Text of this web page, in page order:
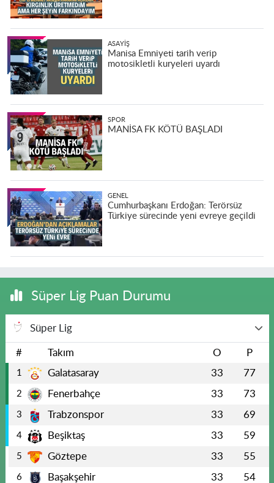
ASAYIŞ
Manisa Emniyeti tarih verip
motosikletli kuryeleri uyardı
SPOR
MANİSA FK KÖTÜ BAŞLADI
GENEL
Cumhurbaşkanı Erdoğan: Terörsüz
Türkiye sürecinde yeni evreye geçildi
Süper Lig Puan Durumu
Süper Lig
# Takım O P
1 Galatasaray 33 77
2 Fenerbahçe 33 73
3 Trabzonspor 33 69
4 Beşiktaş 33 59
5 Göztepe 33 55
6 Başakşehir 33 54